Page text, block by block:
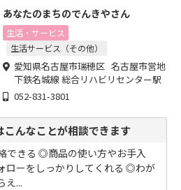
あなたのまちのでんきやさん
生活・サービス
生活サービス（その他）
愛知県名古屋市瑞穂区 名古屋市営地
下鉄名城線 総合リハビリセンター駅
052-831-3801
こんなことが相談できます
できる ◎商品の使い方やお手入
ローをしっかりしてくれる ◎わが
え...